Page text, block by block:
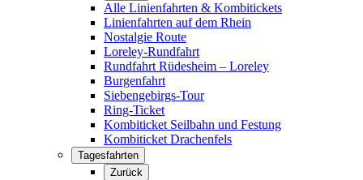
Alle Linienfahrten & Kombitickets
Linienfahrten auf dem Rhein
Nostalgie Route
Loreley-Rundfahrt
Rundfahrt Rüdesheim – Loreley
Burgenfahrt
Siebengebirgs-Tour
Ring-Ticket
Kombiticket Seilbahn und Festung
Kombiticket Drachenfels
Tagesfahrten
Zurück